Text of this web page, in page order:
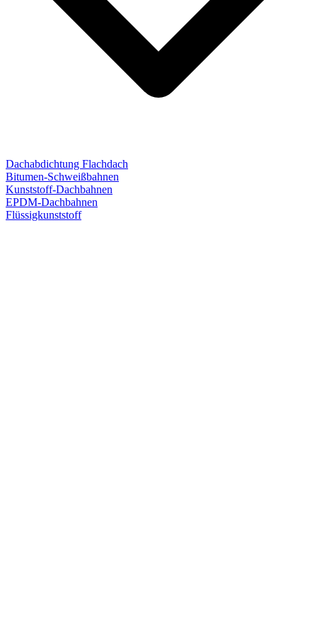
Dachabdichtung Flachdach
Bitumen-Schweißbahnen
Kunststoff-Dachbahnen
EPDM-Dachbahnen
Flüssigkunststoff